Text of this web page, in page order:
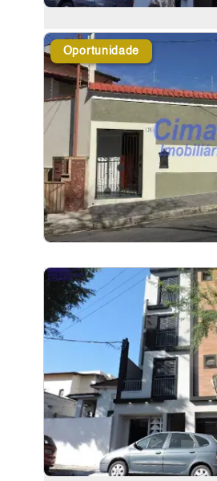
Oportunidade